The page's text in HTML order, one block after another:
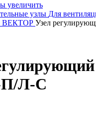
увеличить
узлы Для
ВЕКТОР Узел
П/Л-С